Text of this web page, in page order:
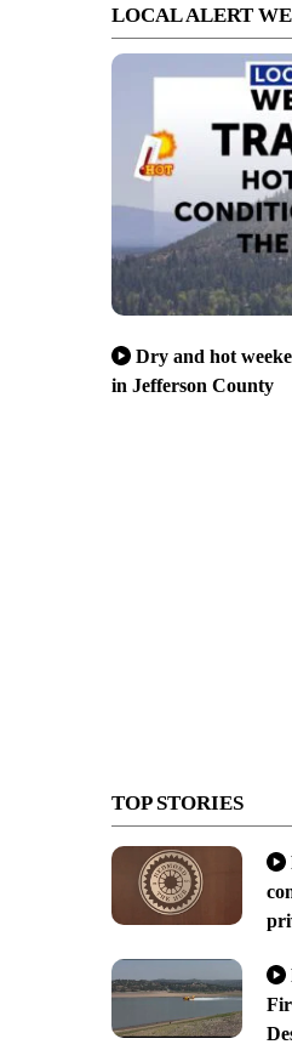
LOCAL ALERT
Dry and hot
in Jefferson County
TOP STORIES